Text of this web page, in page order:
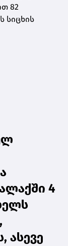
82
სიცხის
4
ასევე